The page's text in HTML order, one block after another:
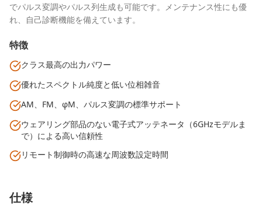
でパルス変調やパルス列生成も可能です。メンテナンス性にも優
れ、自己診断機能を備えています。
特徴
クラス最高の出力パワー
優れたスペクトル純度と低い位相雑音
AM、FM、φM、パルス変調の標準サポート
ウェアリング部品のない電子式アッテネータ（6GHzモデルま
で）による高い信頼性
リモート制御時の高速な周波数設定時間
仕様